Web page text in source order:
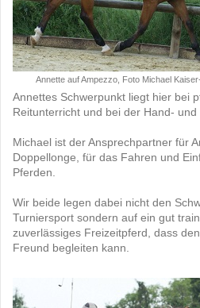
Annette auf Ampezzo, Foto Michael
Annettes Schwerpunkt liegt hier bei
Reitunterricht und bei der Hand- und
Michael ist der Ansprechpartner für
Doppellonge, für das Fahren und
Pferden.
Wir beide legen dabei nicht den
Turniersport sondern auf ein gut
zuverlässiges Freizeitpferd, dass
Freund begleiten kann.